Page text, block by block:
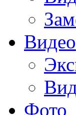
Видео
Фото